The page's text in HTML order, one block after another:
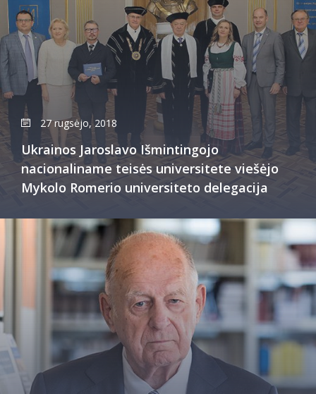
27 rugsėjo, 2018
Ukrainos Jaroslavo Išmintingojo
nacionaliname teisės universitete viešėjo
Mykolo Romerio universiteto delegacija